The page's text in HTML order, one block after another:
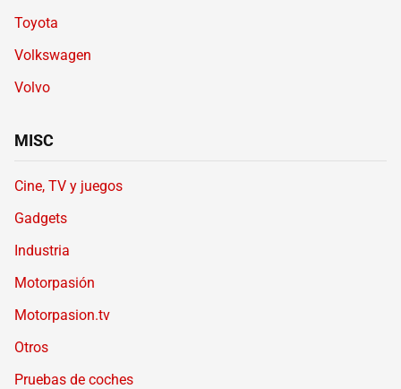
Toyota
Volkswagen
Volvo
MISC
Cine, TV y juegos
Gadgets
Industria
Motorpasión
Motorpasion.tv
Otros
Pruebas de coches